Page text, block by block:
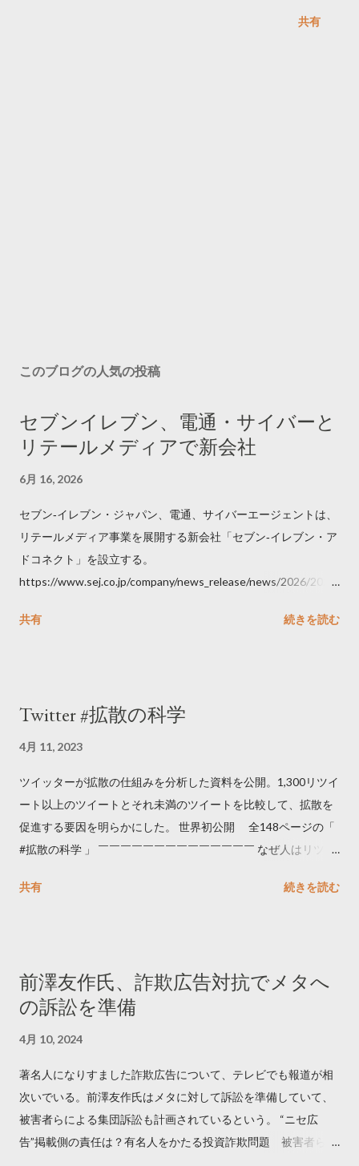
共有
このブログの人気の投稿
セブンイレブン、電通・サイバーと
リテールメディアで新会社
6月 16, 2026
セブン‐イレブン・ジャパン、電通、サイバーエージェントは、
リテールメディア事業を展開する新会社「セブン‐イレブン・ア
ドコネクト」を設立する。
https://www.sej.co.jp/company/news_release/news/2026/2026
共有
続きを読む
Twitter #拡散の科学
4月 11, 2023
ツイッターが拡散の仕組みを分析した資料を公開。1,300リツイ
ート以上のツイートとそれ未満のツイートを比較して、拡散を
促進する要因を明らかにした。 世界初公開 全148ページの「
#拡散の科学 」 ￣￣￣￣￣￣￣￣￣￣￣￣￣￣ なぜ人はリツイ
学しました。 ー バズの目安は1300リツイート ー 人は16の熱量
トするのか？ https://marketing.twitter.com/ja/insights/kakusan
共有 続きを読む
前澤友作氏、詐欺広告対抗でメタへ
の訴訟を準備
4月 10, 2024
著名人になりすました詐欺広告について、テレビでも報道が相
次いでいる。前澤友作氏はメタに対して訴訟を準備していて、
被害者らによる集団訴訟も計画されているという。 “ニセ広
告”掲載側の責任は？有名人をかたる投資詐欺問題 被害者らが